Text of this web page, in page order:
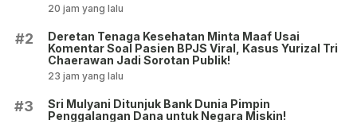
20 jam yang lalu
#2
Deretan Tenaga Kesehatan Minta Maaf Usai
Komentar Soal Pasien BPJS Viral, Kasus Yurizal Tri
Chaerawan Jadi Sorotan Publik!
23 jam yang lalu
#3
Sri Mulyani Ditunjuk Bank Dunia Pimpin
Penggalangan Dana untuk Negara Miskin!